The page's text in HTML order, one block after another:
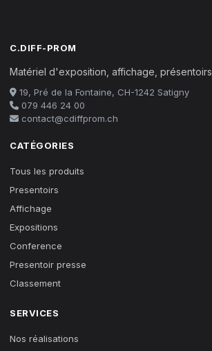
C.DIFF-PROM
Matériel d'exposition, affichage, présentoirs
19, Pré de la Fontaine, CH-1242 Satigny
079 446 24 00
contact@cdiffprom.ch
CATÉGORIES
Tous les produits
Presentoirs
Affichage
Expositions
Conference
Presentoir presse
Classement
SERVICES
Nos réalisations